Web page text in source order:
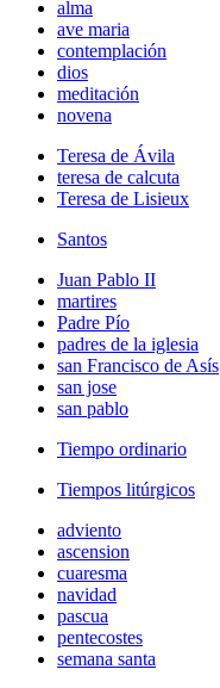
alma
ave maria
contemplación
dios
meditación
novena
Teresa de Ávila
teresa de calcuta
Teresa de Lisieux
Santos
Juan Pablo II
martires
Padre Pío
padres de la iglesia
san Francisco de Asís
san jose
san pablo
Tiempo ordinario
Tiempos litúrgicos
adviento
ascension
cuaresma
navidad
pascua
pentecostes
semana santa